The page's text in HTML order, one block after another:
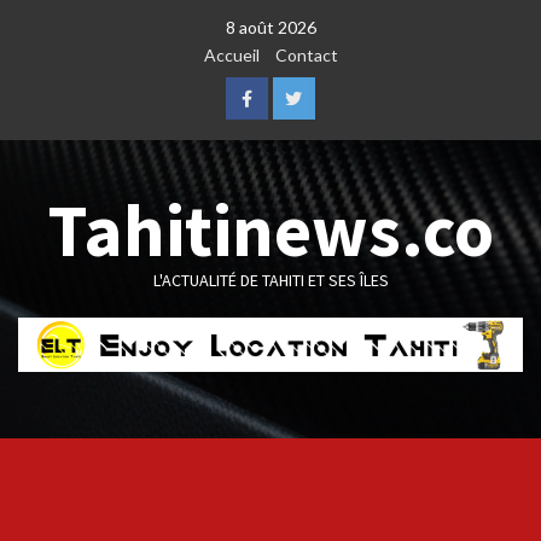
8 août 2026
Accueil
Contact
FacebookTwitter
Tahitinews.co
L'ACTUALITÉ DE TAHITI ET SES ÎLES